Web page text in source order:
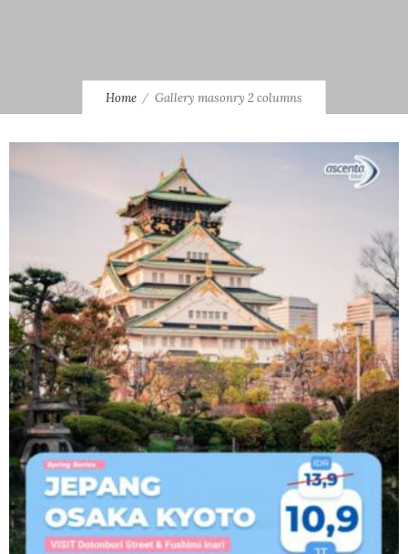
Home Gallery masonry 2 columns